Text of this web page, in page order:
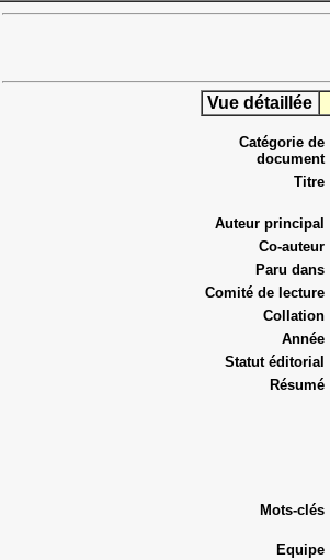
Vue détaillée
Catégorie de
document
Titre
Auteur principal
Co-auteur
Paru dans
Comité de lecture
Collation
Année
Statut éditorial
Résumé
Mots-clés
Equipe